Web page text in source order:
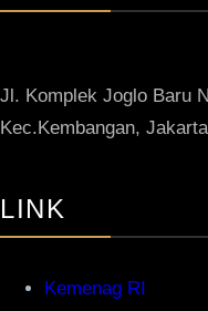
Jl. Komplek Joglo Baru
Kec.Kembangan,
LINK
Kemenag RI